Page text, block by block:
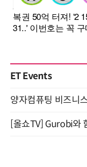
ET Events